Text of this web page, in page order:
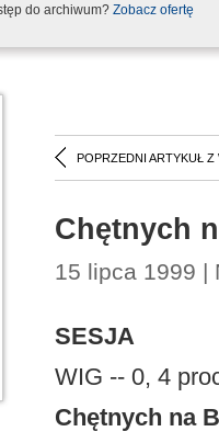
do archiwum? Zobacz ofertę
POPRZEDNI ARTYKUŁ Z
Chętnych
15 lipca 1999 |
SESJA
WIG -- 0, 4
Chętnych na